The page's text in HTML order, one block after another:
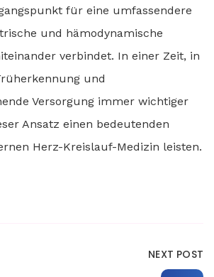
für eine umfassendere
und hämodynamische
verbindet. In einer Zeit, in
und
Versorgung immer wichtiger
Ansatz einen bedeutenden
Herz-Kreislauf-Medizin leisten.
NEXT POST